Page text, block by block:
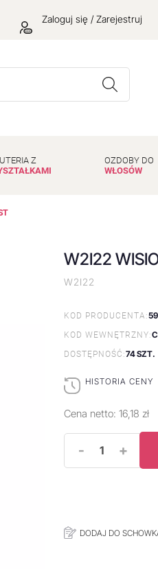
Zaloguj się / Zarejestruj
Wyszukaj
Z
OZDOBY DO
WŁOSÓW
W2I22
W2I22
KOD PRODUCENTA:
KOD WEWNĘTRZNY:
DOSTĘPNOŚĆ:74 SZT.
HISTORIA CENY
Cena netto: 16,18 zł
- +
DODAJ DO